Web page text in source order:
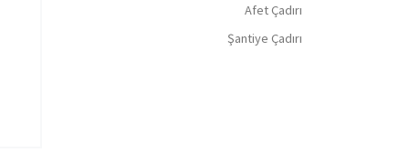
Afet Çadırı
Şantiye Çadırı